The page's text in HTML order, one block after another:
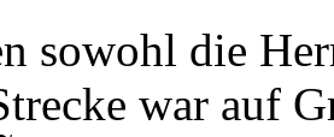
sowohl die
war auf